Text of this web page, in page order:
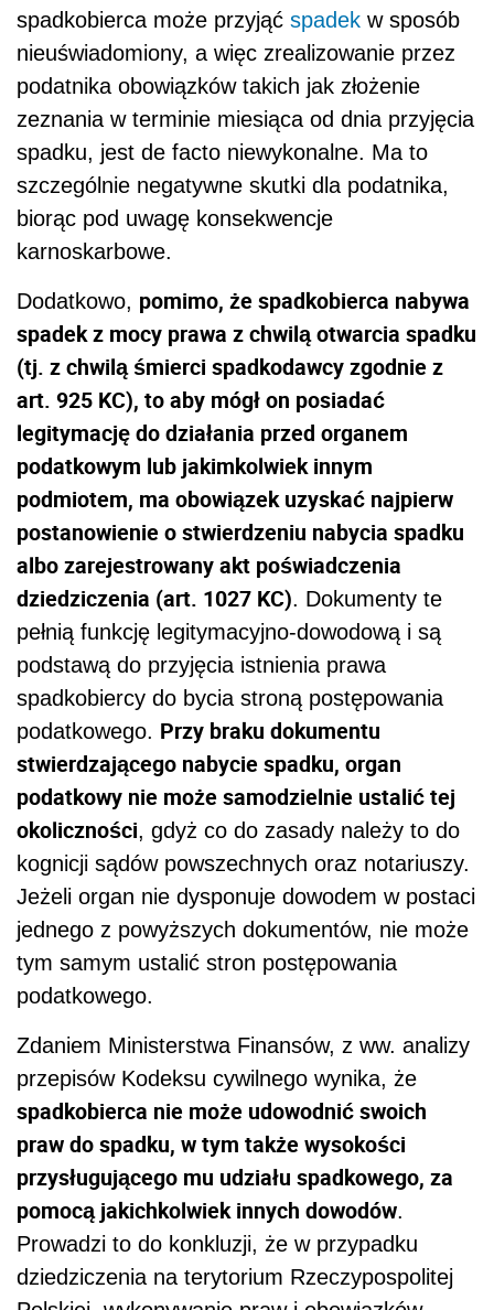
spadkobierca może przyjąć spadek w sposób
nieuświadomiony, a więc zrealizowanie przez
podatnika obowiązków takich jak złożenie
zeznania w terminie miesiąca od dnia przyjęcia
spadku, jest de facto niewykonalne. Ma to
szczególnie negatywne skutki dla podatnika,
biorąc pod uwagę konsekwencje
karnoskarbowe.
Dodatkowo, pomimo, że spadkobierca nabywa
spadek z mocy prawa z chwilą otwarcia spadku
(tj. z chwilą śmierci spadkodawcy zgodnie z
art. 925 KC), to aby mógł on posiadać
legitymację do działania przed organem
podatkowym lub jakimkolwiek innym
podmiotem, ma obowiązek uzyskać najpierw
postanowienie o stwierdzeniu nabycia spadku
albo zarejestrowany akt poświadczenia
dziedziczenia (art. 1027 KC). Dokumenty te
pełnią funkcję legitymacyjno-dowodową i są
podstawą do przyjęcia istnienia prawa
spadkobiercy do bycia stroną postępowania
podatkowego. Przy braku dokumentu
stwierdzającego nabycie spadku, organ
podatkowy nie może samodzielnie ustalić tej
okoliczności, gdyż co do zasady należy to do
kognicji sądów powszechnych oraz notariuszy.
Jeżeli organ nie dysponuje dowodem w postaci
jednego z powyższych dokumentów, nie może
tym samym ustalić stron postępowania
podatkowego.
Zdaniem Ministerstwa Finansów, z ww. analizy
przepisów Kodeksu cywilnego wynika, że
spadkobierca nie może udowodnić swoich
praw do spadku, w tym także wysokości
przysługującego mu udziału spadkowego, za
pomocą jakichkolwiek innych dowodów.
Prowadzi to do konkluzji, że w przypadku
dziedziczenia na terytorium Rzeczypospolitej